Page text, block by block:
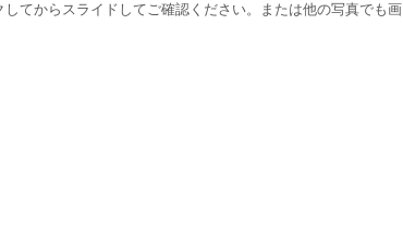
てからスライドしてご確認ください。または他の写真でも画